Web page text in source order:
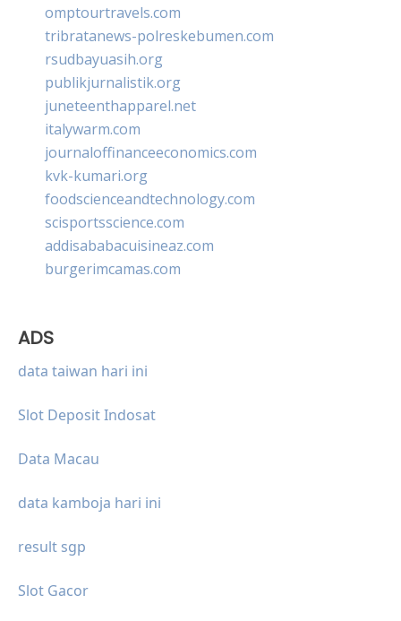
omptourtravels.com
tribratanews-polreskebumen.com
rsudbayuasih.org
publikjurnalistik.org
juneteenthapparel.net
italywarm.com
journaloffinanceeconomics.com
kvk-kumari.org
foodscienceandtechnology.com
scisportsscience.com
addisababacuisineaz.com
burgerimcamas.com
ADS
data taiwan hari ini
Slot Deposit Indosat
Data Macau
data kamboja hari ini
result sgp
Slot Gacor